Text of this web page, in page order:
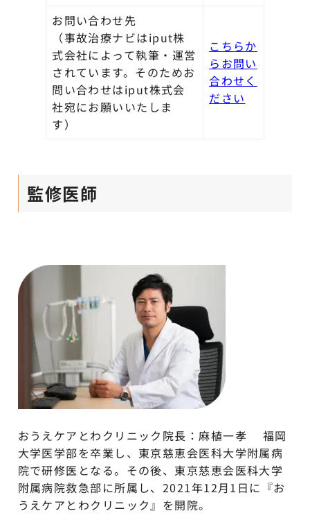
お問い合わせ先
（事故治療ナビはiput株
式会社によって執筆・運営
されています。そのためお
問い合わせはiput株式会
社宛にお願いいたしま
す）
こちらか
らお問い
合わせく
ださい
監修医師
おうえケアとわクリニック院長：麻植一孝 福岡
大学医学部を卒業し、東京慈恵会医科大学附属病
院で研修医となる。その後、東京慈恵会医科大学
附属病院救急部に所属し、2021年12月1日に『お
うえケアとわクリニック』を開院。